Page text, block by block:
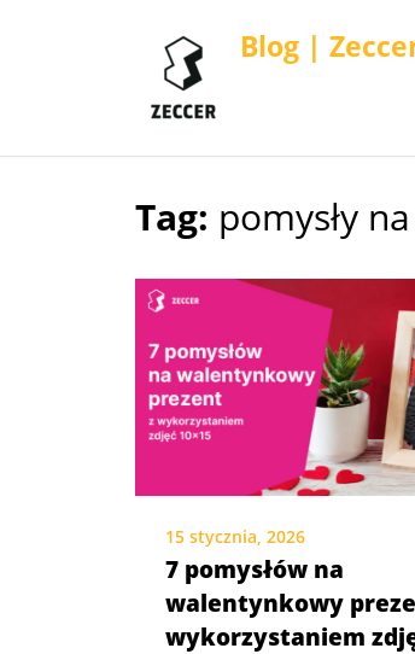
Blog |
Skip
Tag: pomysły
15 stycznia, 2026
7 pomysłów na
walentynkowy
wykorzystaniem